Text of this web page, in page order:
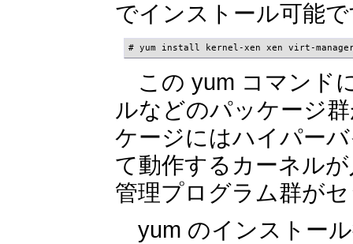
でインストール可能
# yum install kernel-xen xen virt-
この yum コマンド
ルなどのパッケージ
ケージにはハイパー
て動作するカーネル
管理プログラム群が
yum のインストー